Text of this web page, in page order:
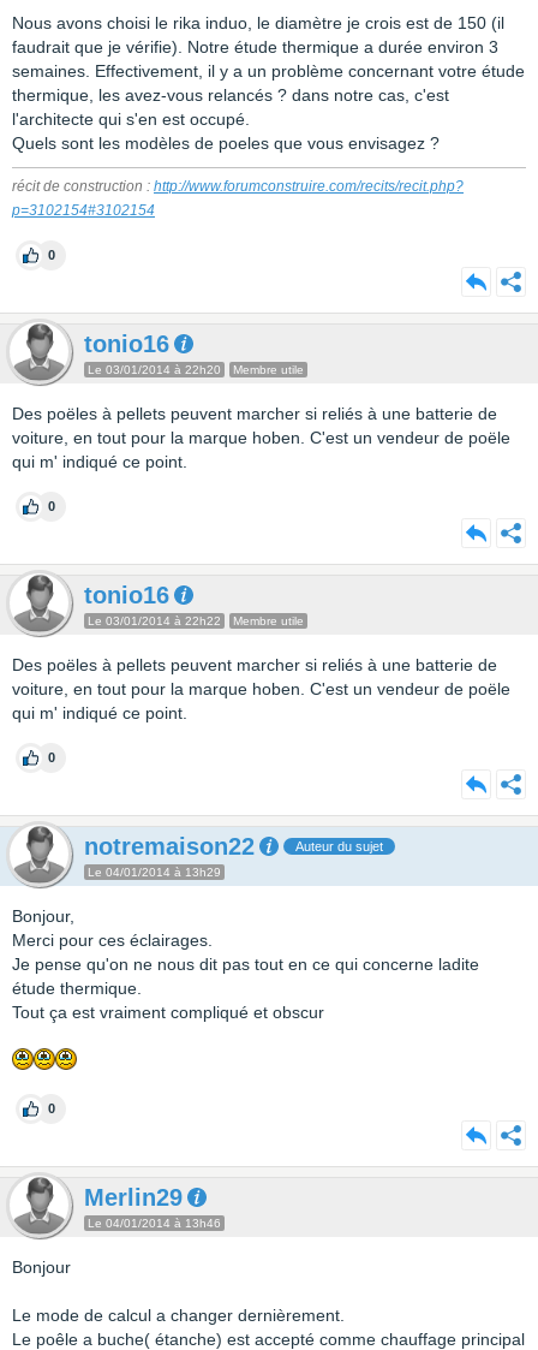
Nous avons choisi le rika induo, le diamètre je crois est de 150 (il
faudrait que je vérifie). Notre étude thermique a durée environ 3
semaines. Effectivement, il y a un problème concernant votre étude
thermique, les avez-vous relancés ? dans notre cas, c'est
l'architecte qui s'en est occupé.
Quels sont les modèles de poeles que vous envisagez ?
récit de construction : http://www.forumconstruire.com/recits/recit.php?
p=3102154#3102154
0
tonio16
Le 03/01/2014 à 22h20 Membre utile
Des poëles à pellets peuvent marcher si reliés à une batterie de
voiture, en tout pour la marque hoben. C'est un vendeur de poële
qui m' indiqué ce point.
0
tonio16
Le 03/01/2014 à 22h22 Membre utile
Des poëles à pellets peuvent marcher si reliés à une batterie de
voiture, en tout pour la marque hoben. C'est un vendeur de poële
qui m' indiqué ce point.
0
notremaison22 Auteur du sujet
Le 04/01/2014 à 13h29
Bonjour,
Merci pour ces éclairages.
Je pense qu'on ne nous dit pas tout en ce qui concerne ladite
étude thermique.
Tout ça est vraiment compliqué et obscur
0
Merlin29
Le 04/01/2014 à 13h46
Bonjour
Le mode de calcul a changer dernièrement.
Le poêle a buche( étanche) est accepté comme chauffage principal